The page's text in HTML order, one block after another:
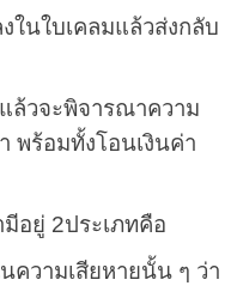
ในใบเคลมแล้วส่งกลับ
ล้วจะพิจารณาความ
พร้อมทั้งโอนเงินค่า
อยู่ 2ประเภทคือ
วามเสียหายนั้น ๆ ว่า